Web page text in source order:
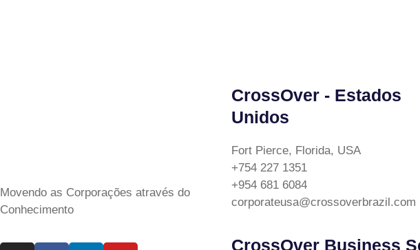
Movendo as Corporações através do
Conhecimento
CrossOver - Estados
Unidos
Fort Pierce, Florida, USA
+754 227 1351
+954 681 6084
corporateusa@crossoverbrazil.com
CrossOver Business